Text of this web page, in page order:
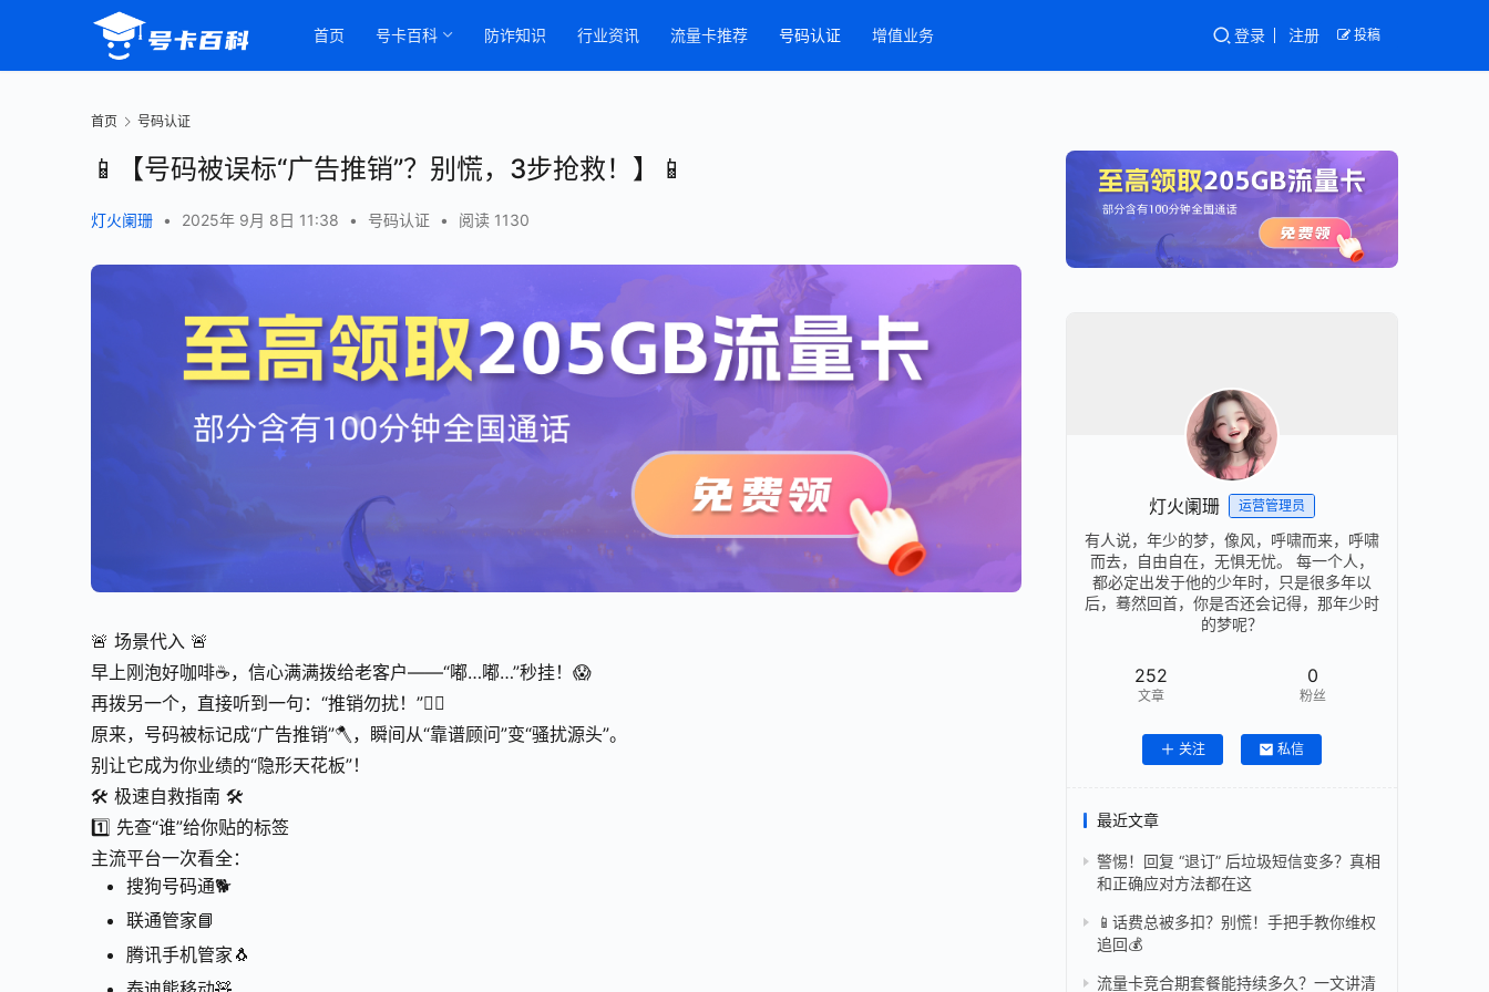
首页 号卡百科 防诈知识 行业资讯 流量卡推荐 号码认证 增值业务 登录 注册 投稿
首页 号码认证
📱【号码被误标“广告推销”？别慌，3步抢救！】📱
灯火阑珊 • 2025年 9月 8日 11:38 • 号码认证 • 阅读 1130
🚨 场景代入 🚨
早上刚泡好咖啡☕，信心满满拨给老客户——“嘟…嘟…”秒挂！😱
再拨另一个，直接听到一句：“推销勿扰！”🤦‍♂️
原来，号码被标记成“广告推销”🪓，瞬间从“靠谱顾问”变“骚扰源头”。
别让它成为你业绩的“隐形天花板”！
🛠️ 极速自救指南 🛠️
1️⃣ 先查“谁”给你贴的标签
主流平台一次看全：
搜狗号码通🐕
联通管家📘
腾讯手机管家🐧
灯火阑珊 运营管理员
有人说，年少的梦，像风，呼啸而来，呼啸
而去，自由自在，无惧无忧。 每一个人，
都必定出发于他的少年时，只是很多年以
后，蓦然回首，你是否还会记得，那年少时
的梦呢？
252
文章
0
粉丝
关注 私信
最近文章
警惕！回复 “退订” 后垃圾短信变多？真相
和正确应对方法都在这
📱话费总被多扣？别慌！手把手教你维权
追回💰
流量卡竞合期套餐能持续多久？一文讲清